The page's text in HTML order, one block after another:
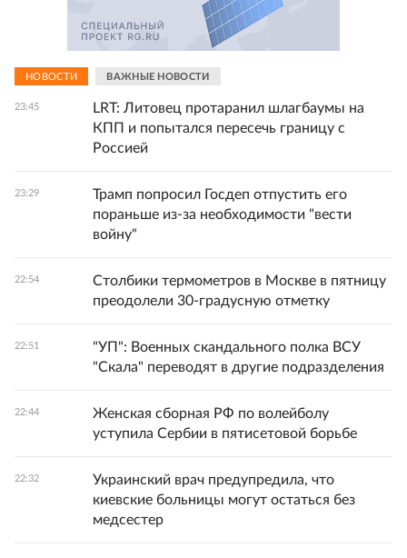
НОВОСТИ ВАЖНЫЕ НОВОСТИ
23:45
LRT: Литовец протаранил шлагбаумы на
КПП и попытался пересечь границу с
Россией
23:29
Трамп попросил Госдеп отпустить его
пораньше из-за необходимости "вести
войну"
22:54
Столбики термометров в Москве в пятницу
преодолели 30-градусную отметку
22:51
"УП": Военных скандального полка ВСУ
"Скала" переводят в другие подразделения
22:44
Женская сборная РФ по волейболу
уступила Сербии в пятисетовой борьбе
22:32
Украинский врач предупредила, что
киевские больницы могут остаться без
медсестер